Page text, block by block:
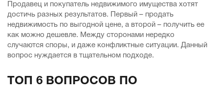
Продавец и покупатель недвижимого имущества хотят
достичь разных результатов. Первый – продать
недвижимость по выгодной цене, а второй – получить ее
как можно дешевле. Между сторонами нередко
случаются споры, и даже конфликтные ситуации. Данный
вопрос нуждается в тщательном подходе.
ТОП 6 ВОПРОСОВ ПО